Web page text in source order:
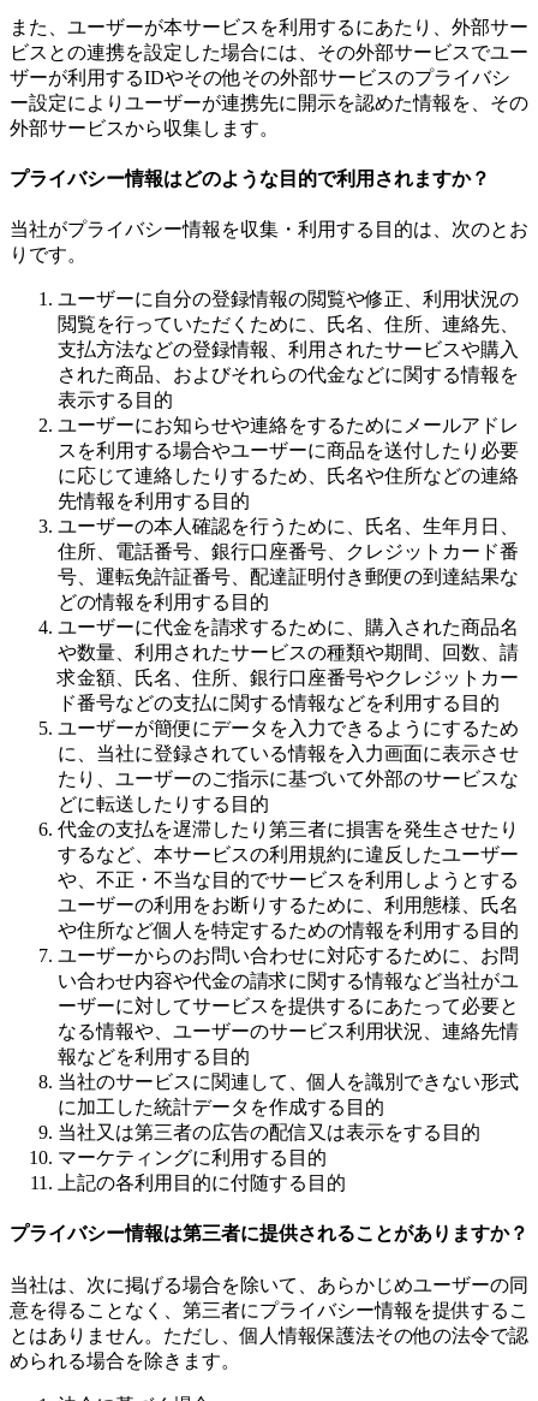
また、ユーザーが本サービスを利用するにあたり、外部サー
ビスとの連携を設定した場合には、その外部サービスでユー
ザーが利用するIDやその他その外部サービスのプライバシ
ー設定によりユーザーが連携先に開示を認めた情報を、その
外部サービスから収集します。
プライバシー情報はどのような目的で利用されますか？
当社がプライバシー情報を収集・利用する目的は、次のとお
りです。
ユーザーに自分の登録情報の閲覧や修正、利用状況の
閲覧を行っていただくために、氏名、住所、連絡先、
支払方法などの登録情報、利用されたサービスや購入
された商品、およびそれらの代金などに関する情報を
表示する目的
ユーザーにお知らせや連絡をするためにメールアドレ
スを利用する場合やユーザーに商品を送付したり必要
に応じて連絡したりするため、氏名や住所などの連絡
先情報を利用する目的
ユーザーの本人確認を行うために、氏名、生年月日、
住所、電話番号、銀行口座番号、クレジットカード番
号、運転免許証番号、配達証明付き郵便の到達結果な
どの情報を利用する目的
ユーザーに代金を請求するために、購入された商品名
や数量、利用されたサービスの種類や期間、回数、請
求金額、氏名、住所、銀行口座番号やクレジットカー
ド番号などの支払に関する情報などを利用する目的
ユーザーが簡便にデータを入力できるようにするため
に、当社に登録されている情報を入力画面に表示させ
たり、ユーザーのご指示に基づいて外部のサービスな
どに転送したりする目的
代金の支払を遅滞したり第三者に損害を発生させたり
するなど、本サービスの利用規約に違反したユーザー
や、不正・不当な目的でサービスを利用しようとする
ユーザーの利用をお断りするために、利用態様、氏名
や住所など個人を特定するための情報を利用する目的
ユーザーからのお問い合わせに対応するために、お問
い合わせ内容や代金の請求に関する情報など当社がユ
ーザーに対してサービスを提供するにあたって必要と
なる情報や、ユーザーのサービス利用状況、連絡先情
報などを利用する目的
当社のサービスに関連して、個人を識別できない形式
に加工した統計データを作成する目的
当社又は第三者の広告の配信又は表示をする目的
マーケティングに利用する目的
上記の各利用目的に付随する目的
プライバシー情報は第三者に提供されることがありますか？
当社は、次に掲げる場合を除いて、あらかじめユーザーの同
意を得ることなく、第三者にプライバシー情報を提供するこ
とはありません。ただし、個人情報保護法その他の法令で認
められる場合を除きます。